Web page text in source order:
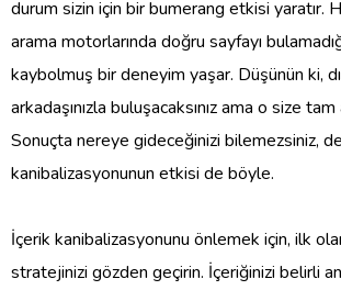
durum sizin için bir bumerang etkisi yaratır.
arama motorlarında doğru sayfayı
kaybolmuş bir deneyim yaşar. Düşünün ki,
arkadaşınızla buluşacaksınız ama o size
Sonuçta nereye gideceğinizi bilemezsiniz,
kanibalizasyonunun etkisi de böyle.
İçerik kanibalizasyonunu önlemek için, ilk
stratejinizi gözden geçirin. İçeriğinizi belirli